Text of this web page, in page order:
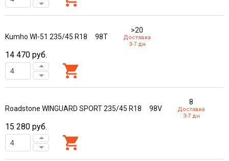
Kumho WI-51 235/45 R18 98T
>20
Доставка
3-7 дн
14 470 руб.
Roadstone WINGUARD SPORT 235/45 R18 98V
8
Доставка
3-7 дн
15 280 руб.